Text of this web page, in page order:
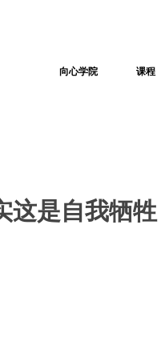
向心学院 课程
这是自我牺